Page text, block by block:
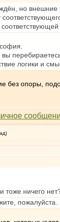
но
логики и
без опоры,
тоже ничего
пожалуйста.